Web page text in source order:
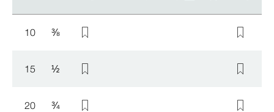
10 ⅜
15 ½
20 ¾